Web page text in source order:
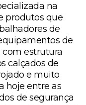
na
produtos que
de
de
com estrutura
calçados de
e muito
hoje entre as
de segurança